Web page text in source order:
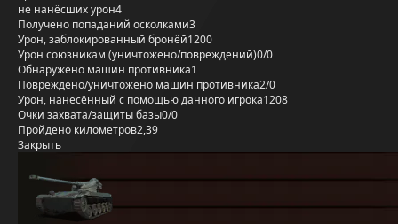
не нанёсших урон4
Получено попаданий осколками3
Урон, заблокированный бронёй1200
Урон союзникам (уничтожено/повреждений)0/0
Обнаружено машин противника1
Повреждено/уничтожено машин противника2/0
Урон, нанесённый с помощью данного игрока1208
Очки захвата/защиты базы0/0
Пройдено километров2,39
Закрыть